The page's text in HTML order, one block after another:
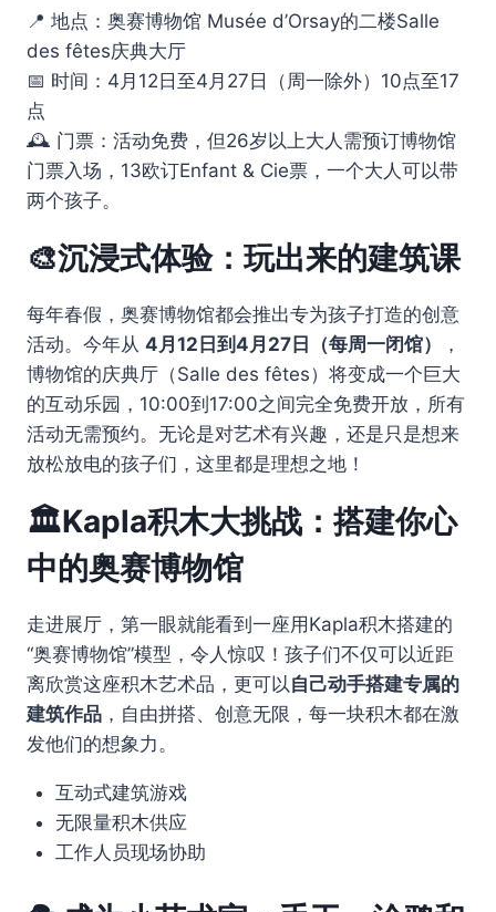
📍 地点：奥赛博物馆 Musée d’Orsay的二楼Salle
des fêtes庆典大厅
📅 时间：4月12日至4月27日（周一除外）10点至17
点
🕰 门票：活动免费，但26岁以上大人需预订博物馆
门票入场，13欧订Enfant & Cie票，一个大人可以带
两个孩子。
🎨沉浸式体验：玩出来的建筑课
每年春假，奥赛博物馆都会推出专为孩子打造的创意
活动。今年从 4月12日到4月27日（每周一闭馆）
，
博物馆的庆典厅（Salle des fêtes）将变成一个巨大
的互动乐园，10:00到17:00之间完全免费开放，所有
活动无需预约。无论是对艺术有兴趣，还是只是想来
放松放电的孩子们，这里都是理想之地！
🏛️Kapla积木大挑战：搭建你心
中的奥赛博物馆
走进展厅，第一眼就能看到一座用Kapla积木搭建的
“奥赛博物馆”模型，令人惊叹！孩子们不仅可以近距
离欣赏这座积木艺术品，更可以 自己动手搭建专属的
建筑作品 ，自由拼搭、创意无限，每一块积木都在激
发他们的想象力。
互动式建筑游戏
无限量积木供应
工作人员现场协助